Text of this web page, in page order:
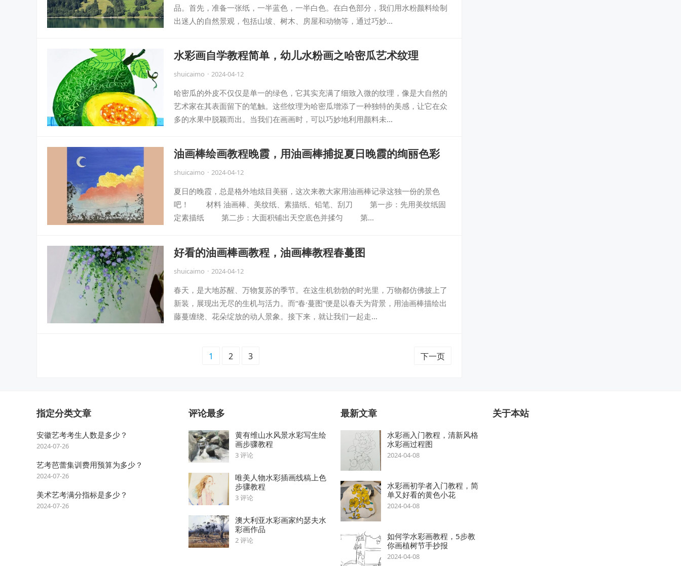
品。首先，准备一张纸，一半蓝色，一半白色。在白色部分，我们用水粉颜料绘制
出迷人的自然景观，包括山坡、树木、房屋和动物等，通过巧妙…
水彩画自学教程简单，幼儿水粉画之哈密瓜艺术纹理
shuicaimo · 2024-04-12
哈密瓜的外皮不仅仅是单一的绿色，它其实充满了细致入微的纹理，像是大自然的
艺术家在其表面留下的笔触。这些纹理为哈密瓜增添了一种独特的美感，让它在众
多的水果中脱颖而出。当我们在画画时，可以巧妙地利用颜料未…
油画棒绘画教程晚霞，用油画棒捕捉夏日晚霞的绚丽色彩
shuicaimo · 2024-04-12
夏日的晚霞，总是格外地炫目美丽，这次来教大家用油画棒记录这独一份的景色
吧！ 材料 油画棒、美纹纸、素描纸、铅笔、刮刀 第一步：先用美纹纸固
定素描纸 第二步：大面积铺出天空底色并揉匀 第…
好看的油画棒画教程，油画棒教程春蔓图
shuicaimo · 2024-04-12
春天，是大地苏醒、万物复苏的季节。在这生机勃勃的时光里，万物都仿佛披上了
新装，展现出无尽的生机与活力。而“春·蔓图”便是以春天为背景，用油画棒描绘出
藤蔓缠绕、花朵绽放的动人景象。接下来，就让我们一起走…
1 2 3 下一页
指定分类文章
安徽艺考考生人数是多少？
2024-07-26
艺考芭蕾集训费用预算为多少？
2024-07-26
美术艺考满分指标是多少？
2024-07-26
评论最多
黄有维山水风景水彩写生绘
画步骤教程
3 评论
唯美人物水彩插画线稿上色
步骤教程
3 评论
澳大利亚水彩画家约瑟夫水
彩画作品
2 评论
最新文章
水彩画入门教程，清新风格
水彩画过程图
2024-04-08
水彩画初学者入门教程，简
单又好看的黄色小花
2024-04-08
如何学水彩画教程，5步教
你画植树节手抄报
2024-04-08
关于本站